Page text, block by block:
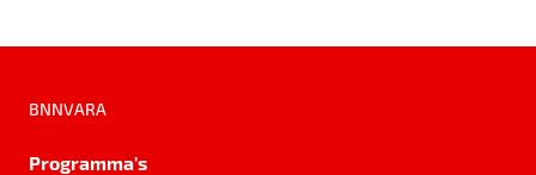
BNNVARA
Programma's